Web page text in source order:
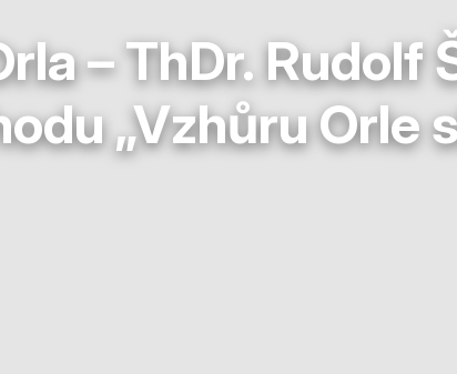
– ThDr. Rudolf
„Vzhůru Orle